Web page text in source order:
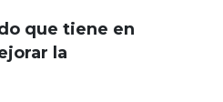
que tiene en
la